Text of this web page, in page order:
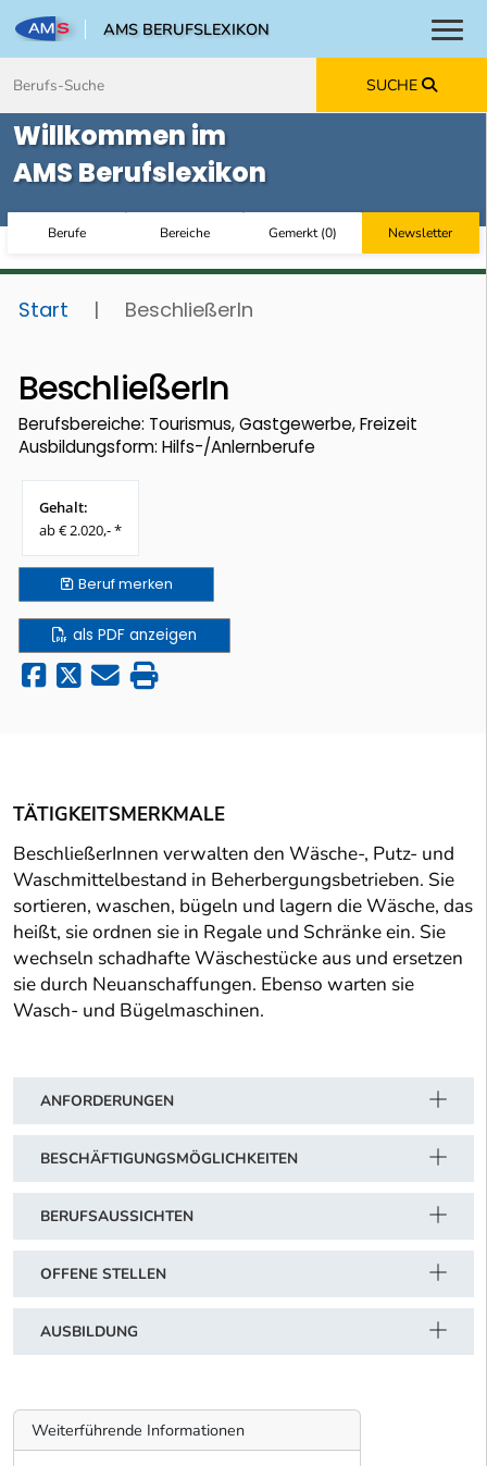
AMS BERUFSLEXIKON
SUCHE
Willkommen im
AMS Berufslexikon
Berufe Bereiche Gemerkt(0) Newsletter
Start | BeschließerIn
BeschließerIn
Berufsbereiche: Tourismus, Gastgewerbe, Freizeit
Ausbildungsform: Hilfs-/Anlernberufe
Gehalt:
ab € 2.020,- *
Berufmerken
als PDF anzeigen
TÄTIGKEITSMERKMALE
BeschließerInnen verwalten den Wäsche-, Putz- und
Waschmittelbestand in Beherbergungsbetrieben. Sie
sortieren, waschen, bügeln und lagern die Wäsche, das
heißt, sie ordnen sie in Regale und Schränke ein. Sie
wechseln schadhafte Wäschestücke aus und ersetzen
sie durch Neuanschaffungen. Ebenso warten sie
Wasch- und Bügelmaschinen.
ANFORDERUNGEN
BESCHÄFTIGUNGSMÖGLICHKEITEN
BERUFSAUSSICHTEN
OFFENE STELLEN
AUSBILDUNG
Weiterführende Informationen